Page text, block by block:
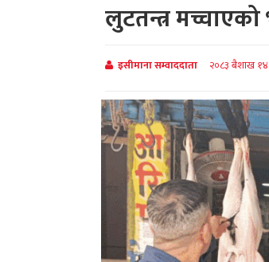
लुटतन्त्र
इसीमाना सम्वाददाता २०८३ बैशाख १४